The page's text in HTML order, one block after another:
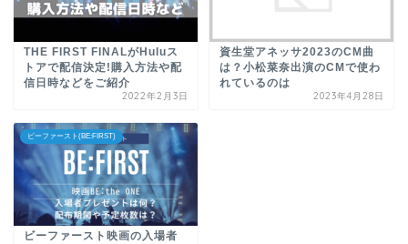
THE FIRST FINALがHuluス
トアで配信決定!購入方法や配
信日時などをご紹介
2022年2月3日
資生堂アネッサ2023のCM曲
は？小松菜奈出演のCMで使わ
れているのは
2023年4月28日
ビーファースト(BE:FIRST)
ビーファースト映画の入場者